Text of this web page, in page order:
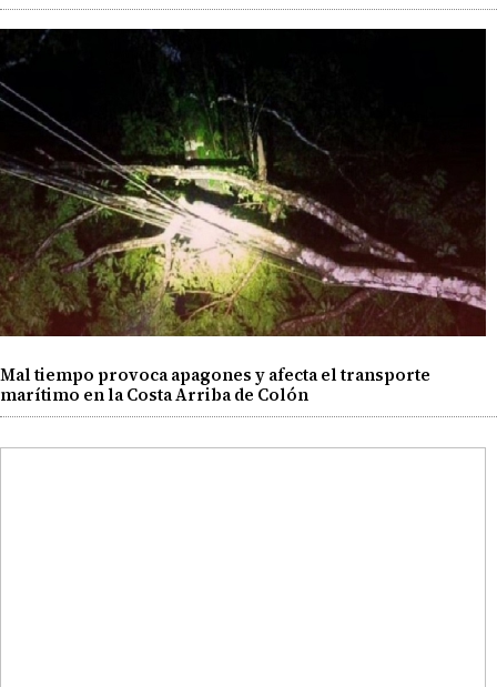
Mal tiempo provoca apagones y afecta el transporte
marítimo en la Costa Arriba de Colón